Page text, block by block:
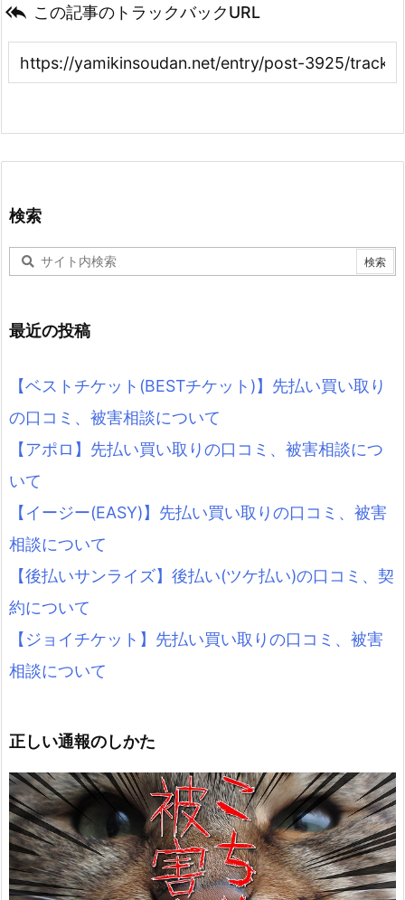
 この記事のトラックバックURL
検索
最近の投稿
【ベストチケット(BESTチケット)】先払い買い取り
の口コミ、被害相談について
【アポロ】先払い買い取りの口コミ、被害相談につ
いて
【イージー(EASY)】先払い買い取りの口コミ、被害
相談について
【後払いサンライズ】後払い(ツケ払い)の口コミ、契
約について
【ジョイチケット】先払い買い取りの口コミ、被害
相談について
正しい通報のしかた